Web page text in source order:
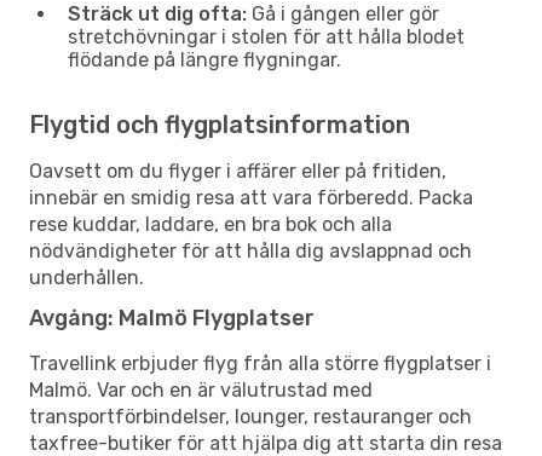
Sträck ut dig ofta: Gå i gången eller gör
stretchövningar i stolen för att hålla blodet
flödande på längre flygningar.
Flygtid och flygplatsinformation
Oavsett om du flyger i affärer eller på fritiden,
innebär en smidig resa att vara förberedd. Packa
rese kuddar, laddare, en bra bok och alla
nödvändigheter för att hålla dig avslappnad och
underhållen.
Avgång: Malmö Flygplatser
Travellink erbjuder flyg från alla större flygplatser i
Malmö. Var och en är välutrustad med
transportförbindelser, lounger, restauranger och
taxfree-butiker för att hjälpa dig att starta din resa